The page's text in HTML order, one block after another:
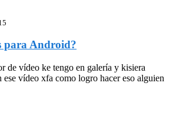
para Android?
de vídeo ke tengo en galería y kisiera
ese vídeo xfa como logro hacer eso alguien